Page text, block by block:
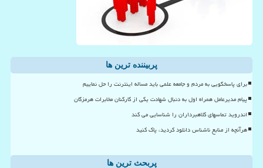
پربیننده ترین ها
برای پاسخگویی به مردم و جامعه علمی باید مساله اینترنت را حل نماییم
پیام مدیرعامل همراه اول به دنبال شهادت یکی از کارکنان مخابرات هرمزگان
اندروید تماسهای کلاهبرداران را شناسایی می کند
هرآنچه از منابع ناشناس دانلود کردید، پاک کنید
پربحث ترین ها